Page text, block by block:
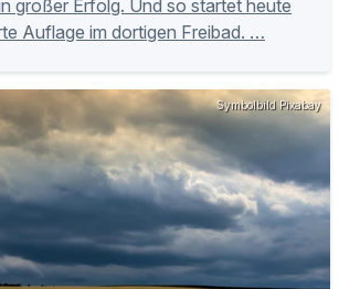
großer Erfolg. Und so startet heute
Auflage im dortigen Freibad. …
Symbolbild Pixabay